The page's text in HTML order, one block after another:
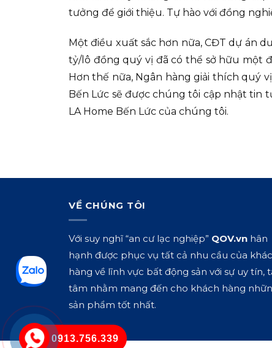
tưởng để giới thiệu. Tự hào với đồng
Một điều xuất sắc hơn nữa, CĐT dự án
tỷ/lô đồng quý vị đã có thể sở hữu một
Hơn thế nữa, Ngân hàng giải thích quý
Bến Lức sẽ được chúng tôi cập nhật tin
LA Home Bến Lức của chúng tôi.
VỀ CHÚNG TÔI
Với suy nghĩ “an cư lạc nghiệp” QOV.vn hân
hạnh được phục vụ tất cả nhu cầu của
hàng về lĩnh vực bất động sản với sự uy tín,
tâm nhằm mang đến cho khách hàng
sản phẩm tốt nhất.
0913.756.339